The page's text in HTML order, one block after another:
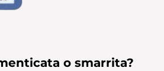
o smarrita?